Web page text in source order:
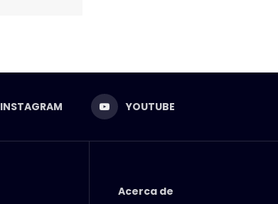
INSTAGRAM YOUTUBE
Acerca de